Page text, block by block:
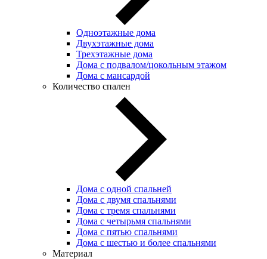
Одноэтажные дома
Двухэтажные дома
Трехэтажные дома
Дома с подвалом/цокольным этажом
Дома с мансардой
Количество спален
Дома с одной спальней
Дома с двумя спальнями
Дома с тремя спальнями
Дома с четырьмя спальнями
Дома с пятью спальнями
Дома с шестью и более спальнями
Материал